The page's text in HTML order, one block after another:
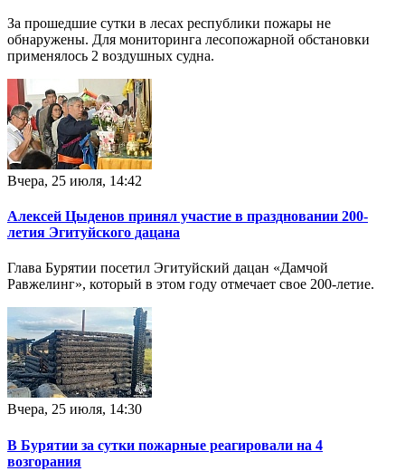
За прошедшие сутки в лесах республики пожары не
обнаружены. Для мониторинга лесопожарной обстановки
применялось 2 воздушных судна.
Вчера, 25 июля, 14:42
Алексей Цыденов принял участие в праздновании 200-
летия Эгитуйского дацана
Глава Бурятии посетил Эгитуйский дацан «Дамчой
Равжелинг», который в этом году отмечает свое 200-летие.
Вчера, 25 июля, 14:30
В Бурятии за сутки пожарные реагировали на 4
возгорания